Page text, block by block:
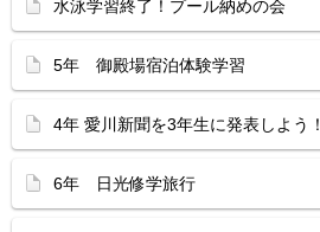
水泳学習終了！プール納めの会
5年 御殿場宿泊体験学習
4年 愛川新聞を3年生に発表しよう！
6年 日光修学旅行